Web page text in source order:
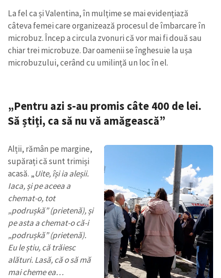
La fel ca și Valentina, în mulțime se mai evidențiază
câteva femei care organizează procesul de îmbarcare în
microbuz. Încep a circula zvonuri că vor mai fi două sau
chiar trei microbuze. Dar oamenii se înghesuie la ușa
microbuzului, cerând cu umilință un loc în el.
„Pentru azi s-au promis câte 400 de lei.
Să știți, ca să nu vă amăgească”
Alții, rămân pe margine,
supărați că sunt trimiși
acasă. „Uite, își ia aleșii.
Iaca, și pe aceea a
chemat-o, tot
„podrușkă” (prietenă), și
pe asta a chemat-o că-i
„podrușkă” (prietenă).
Eu le știu, că trăiesc
alături. Lasă, că o să mă
mai cheme ea…